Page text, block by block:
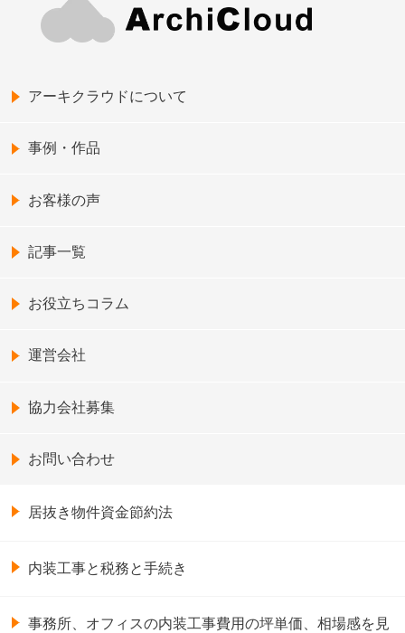
アーキクラウドについて
事例・作品
お客様の声
記事一覧
お役立ちコラム
運営会社
協力会社募集
お問い合わせ
居抜き物件資金節約法
内装工事と税務と手続き
事務所、オフィスの内装工事費用の坪単価、相場感を見